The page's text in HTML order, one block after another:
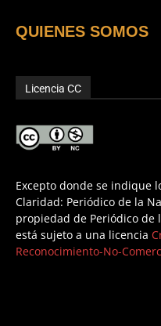
QUIENES SOMOS
Licencia CC
Excepto donde se indique
Claridad: Periódico de la
propiedad de Periódico de
está sujeto a una licencia
Reconocimiento-No-